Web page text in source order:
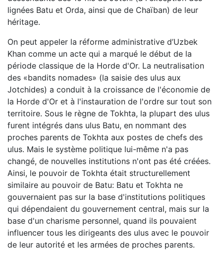
lignées Batu et Orda, ainsi que de Chaïban) de leur
héritage.
On peut appeler la réforme administrative d’Uzbek
Khan comme un acte qui a marqué le début de la
période classique de la Horde d'Or. La neutralisation
des «bandits nomades» (la saisie des ulus aux
Jotchides) a conduit à la croissance de l'économie de
la Horde d'Or et à l'instauration de l'ordre sur tout son
territoire. Sous le règne de Tokhta, la plupart des ulus
furent intégrés dans ulus Batu, en nommant des
proches parents de Tokhta aux postes de chefs des
ulus. Mais le système politique lui-même n'a pas
changé, de nouvelles institutions n'ont pas été créées.
Ainsi, le pouvoir de Tokhta était structurellement
similaire au pouvoir de Batu: Batu et Tokhta ne
gouvernaient pas sur la base d'institutions politiques
qui dépendaient du gouvernement central, mais sur la
base d'un charisme personnel, quand ils pouvaient
influencer tous les dirigeants des ulus avec le pouvoir
de leur autorité et les armées de proches parents.